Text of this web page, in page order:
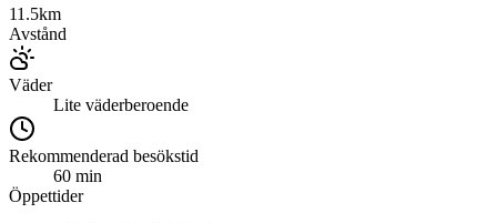
11.5km
Avstånd
Väder
Lite väderberoende
Rekommenderad besökstid
60 min
Öppettider